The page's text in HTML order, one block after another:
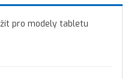
pro modely tabletu